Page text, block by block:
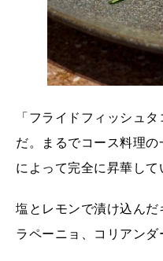
「フライドフィッシュ
だ。まるでコース料理
によって完全に昇華し
塩とレモンで漬け込ん
ラペーニョ、コリアン